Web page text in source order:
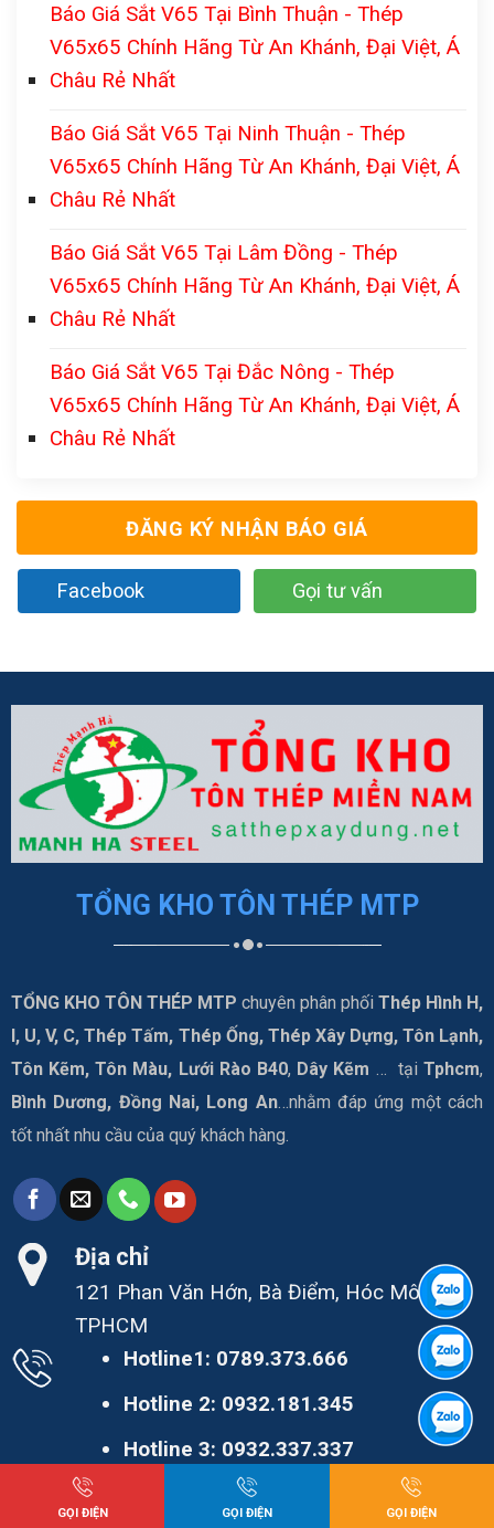
Báo Giá Sắt V65 Tại Bình Thuận - Thép
V65x65 Chính Hãng Từ An Khánh, Đại Việt, Á
Châu Rẻ Nhất
Báo Giá Sắt V65 Tại Ninh Thuận - Thép
V65x65 Chính Hãng Từ An Khánh, Đại Việt, Á
Châu Rẻ Nhất
Báo Giá Sắt V65 Tại Lâm Đồng - Thép
V65x65 Chính Hãng Từ An Khánh, Đại Việt, Á
Châu Rẻ Nhất
Báo Giá Sắt V65 Tại Đắc Nông - Thép
V65x65 Chính Hãng Từ An Khánh, Đại Việt, Á
Châu Rẻ Nhất
ĐĂNG KÝ NHẬN BÁO GIÁ
Facebook Gọi tư vấn
TỔNG KHO TÔN THÉP MTP
TỔNG KHO TÔN THÉP MTP chuyên phân phốiThép Hình H,
I, U, V, C, Thép Tấm, Thép Ống, Thép Xây Dựng, Tôn Lạnh,
Tôn Kẽm, Tôn Màu, Lưới Rào B40, Dây Kẽm … tạiTphcm,
Bình Dương, Đồng Nai, Long An…nhằm đáp ứng một cách
tốt nhất nhu cầu của quý khách hàng.
Địa chỉ
121 Phan Văn Hớn, Bà Điểm, Hóc Môn,
TPHCM
Hotline1: 0789.373.666
Hotline 2: 0932.181.345
Hotline 3: 0932.337.337
0933.991.222
GỌI ĐIỆN GỌI ĐIỆN GỌI ĐIỆN